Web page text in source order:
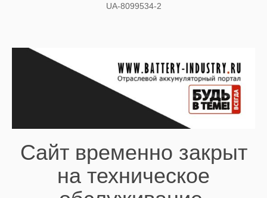
UA-8099534-2
Сайт временно закрыт
на техническое